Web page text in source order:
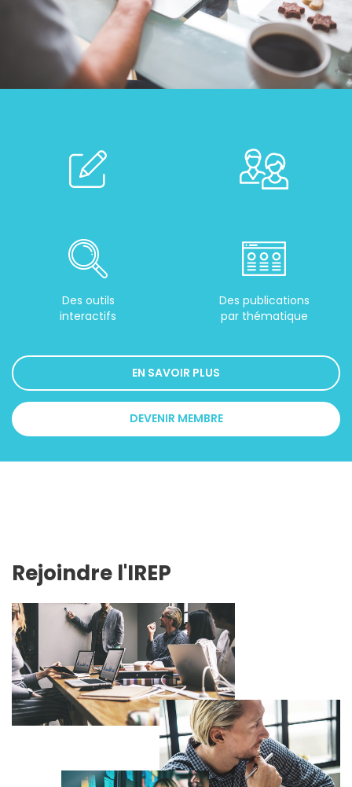
Des outils
interactifs
Des publications
par thématique
EN SAVOIR PLUS
DEVENIR MEMBRE
Rejoindre l'IREP